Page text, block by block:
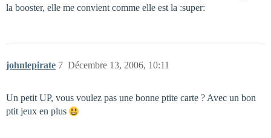
la booster, elle me convient comme elle est la :super:
johnlepirate Décembre 13, 2006, 10:11
7
Un petit UP, vous voulez pas une bonne ptite carte ? Avec un bon
ptit jeux en plus